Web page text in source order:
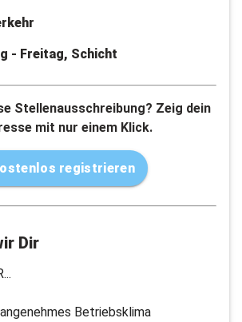
- Freitag, Schicht
Stellenausschreibung? Zeig dein
mit nur einem Klick.
registrieren
Dir
Betriebsklima